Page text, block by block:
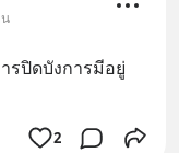
รปิดบังการมีอยู่
2